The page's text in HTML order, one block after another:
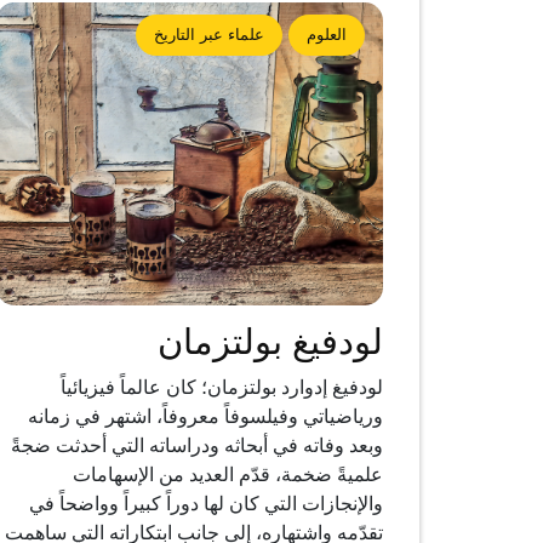
العلوم علماء عبر التاريخ
لودفيغ بولتزمان
لودفيغ إدوارد بولتزمان؛ كان عالماً فيزيائياً
ورياضياتي وفيلسوفاً معروفاً، اشتهر في زمانه
وبعد وفاته في أبحاثه ودراساته التي أحدثت ضجةً
علميةً ضخمة، قدّم العديد من الإسهامات
والإنجازات التي كان لها دوراً كبيراً وواضحاً في
تقدّمه واشتهاره، إلى جانب ابتكاراته التي ساهمت